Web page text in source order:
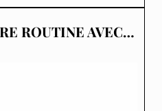
ROUTINE AVEC…